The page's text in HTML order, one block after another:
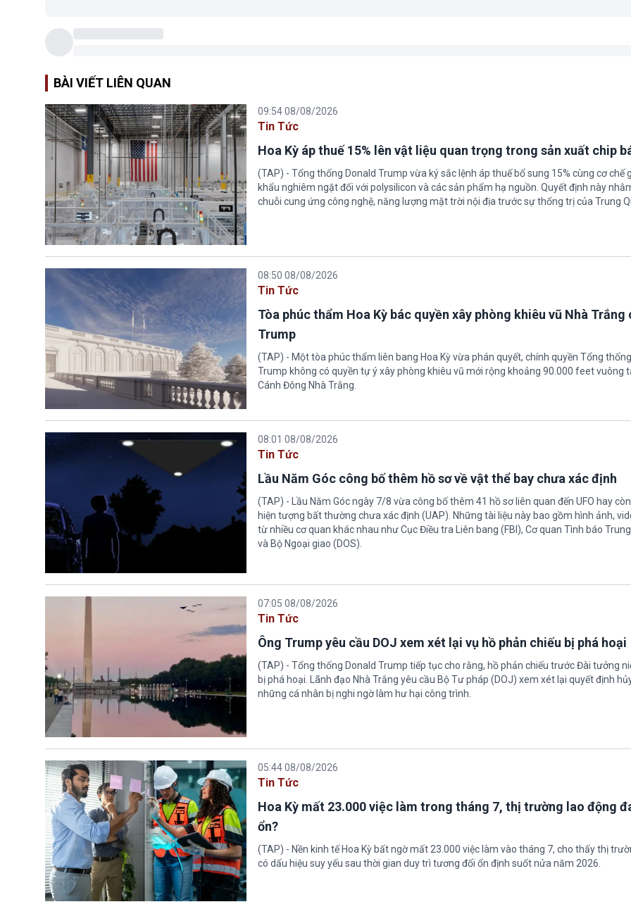
BÀI VIẾT LIÊN QUAN
09:54 08/08/2026
Tin Tức
Hoa Kỳ áp thuế 15% lên vật liệu quan trọng trong sản xuất chip
(TAP) - Tổng thống Donald Trump vừa ký sắc lệnh áp thuế bổ sung 15% cùng cơ chế
khẩu nghiêm ngặt đối với polysilicon và các sản phẩm hạ nguồn. Quyết định này
chuỗi cung ứng công nghệ, năng lượng mặt trời nội địa trước sự thống trị của Trung
08:50 08/08/2026
Tin Tức
Tòa phúc thẩm Hoa Kỳ bác quyền xây phòng khiêu vũ Nhà Trắng
Trump
(TAP) - Một tòa phúc thẩm liên bang Hoa Kỳ vừa phán quyết, chính quyền Tổng
Trump không có quyền tự ý xây phòng khiêu vũ mới rộng khoảng 90.000 feet vuông
Cánh Đông Nhà Trắng.
08:01 08/08/2026
Tin Tức
Lầu Năm Góc công bố thêm hồ sơ về vật thể bay chưa xác định
(TAP) - Lầu Năm Góc ngày 7/8 vừa công bố thêm 41 hồ sơ liên quan đến UFO hay
hiện tượng bất thường chưa xác định (UAP). Những tài liệu này bao gồm hình ảnh,
từ nhiều cơ quan khác nhau như Cục Điều tra Liên bang (FBI), Cơ quan Tình báo
và Bộ Ngoại giao (DOS).
07:05 08/08/2026
Tin Tức
Ông Trump yêu cầu DOJ xem xét lại vụ hồ phản chiếu bị phá hoại
(TAP) - Tổng thống Donald Trump tiếp tục cho rằng, hồ phản chiếu trước Đài tưởng
bị phá hoại. Lãnh đạo Nhà Trắng yêu cầu Bộ Tư pháp (DOJ) xem xét lại quyết định
những cá nhân bị nghi ngờ làm hư hại công trình.
05:44 08/08/2026
Tin Tức
Hoa Kỳ mất 23.000 việc làm trong tháng 7, thị trường lao động
ổn?
(TAP) - Nền kinh tế Hoa Kỳ bất ngờ mất 23.000 việc làm vào tháng 7, cho thấy thị
có dấu hiệu suy yếu sau thời gian duy trì tương đối ổn định suốt nửa năm 2026.